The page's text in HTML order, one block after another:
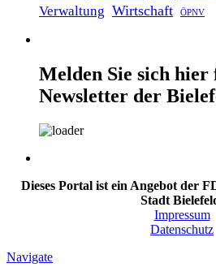
Verwaltung Wirtschaft ÖPNV
Melden Sie sich hier
Newsletter der
Dieses Portal ist ein Angebot der
Stadt
Impressum
Datenschutz
Navigate